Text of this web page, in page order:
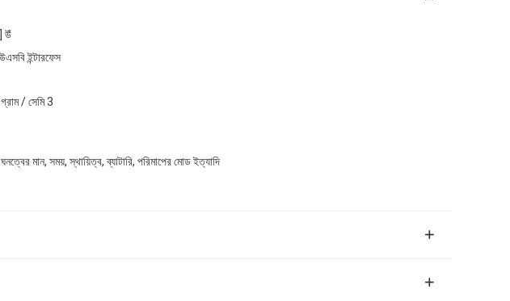
উঁ
ইন্টারফেস
/ সেমি 3
মান, সময়, স্থায়িত্ব, ব্যাটারি, পরিমাপের মোড ইত্যাদি